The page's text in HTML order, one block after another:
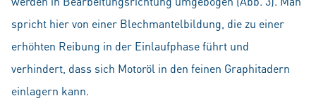
spricht hier von einer Blechmantelbildung, die zu einer
erhöhten Reibung in der Einlaufphase führt und
verhindert, dass sich Motoröl in den feinen Graphitadern
einlagern kann.